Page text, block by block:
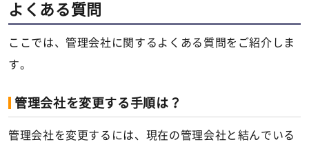
よくある質問
ここでは、管理会社に関するよくある質問をご紹介しま
す。
管理会社を変更する手順は？
管理会社を変更するには、現在の管理会社と結んでいる